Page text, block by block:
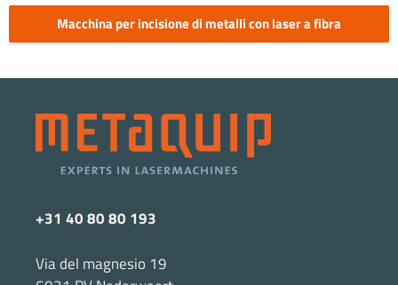
Macchina per incisione di metalli con laser a fibra
+31 40 80 80 193
Via del magnesio 19